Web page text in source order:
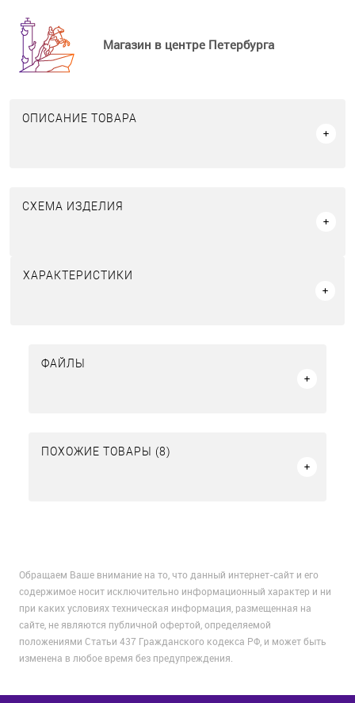
Магазин в центре Петербурга
ОПИСАНИЕ ТОВАРА
СХЕМА ИЗДЕЛИЯ
ХАРАКТЕРИСТИКИ
ФАЙЛЫ
ПОХОЖИЕ ТОВАРЫ (8)
Обращаем Ваше внимание на то, что данный интернет-сайт и его
содержимое носит исключительно информационный характер и ни
при каких условиях техническая информация, размещенная на
сайте, не являются публичной офертой, определяемой
положениями Статьи 437 Гражданского кодекса РФ, и может быть
изменена в любое время без предупреждения.